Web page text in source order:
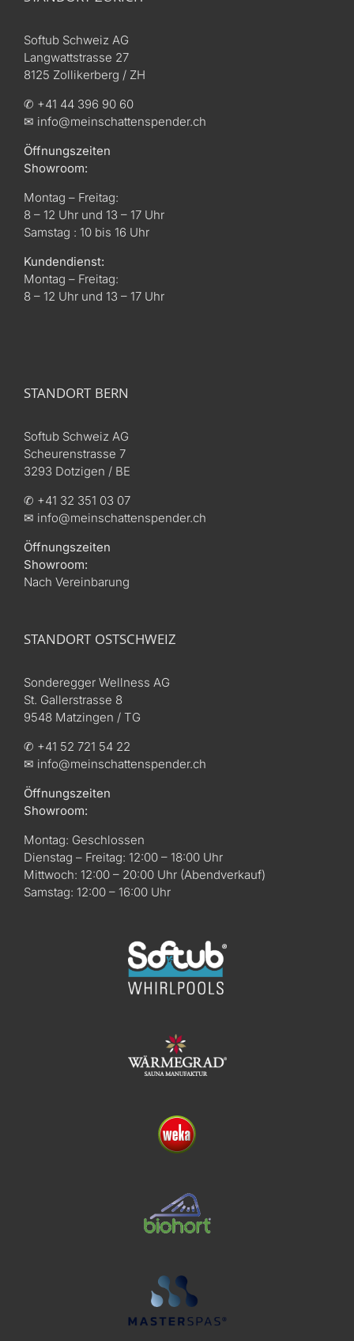
Softub Schweiz AG
Langwattstrasse 27
8125 Zollikerberg / ZH
✆ +41 44 396 90 60
✉ info@meinschattenspender.ch
Öffnungszeiten
Showroom:
Montag – Freitag:
8 – 12 Uhr und 13 – 17 Uhr
Samstag : 10 bis 16 Uhr
Kundendienst:
Montag – Freitag:
8 – 12 Uhr und 13 – 17 Uhr
STANDORT BERN
Softub Schweiz AG
Scheurenstrasse 7
3293 Dotzigen / BE
✆ +41 32 351 03 07
✉ info@meinschattenspender.ch
Öffnungszeiten
Showroom:
Nach Vereinbarung
STANDORT OSTSCHWEIZ
Sonderegger Wellness AG
St. Gallerstrasse 8
9548 Matzingen / TG
✆ +41 52 721 54 22
✉ info@meinschattenspender.ch
Öffnungszeiten
Showroom:
Montag: Geschlossen
Dienstag – Freitag: 12:00 – 18:00 Uhr
Mittwoch: 12:00 – 20:00 Uhr (Abendverkauf)
Samstag: 12:00 – 16:00 Uhr